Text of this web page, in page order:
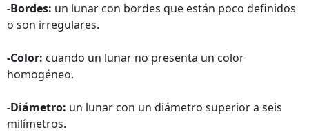
-Bordes: un lunar con bordes que están poco definidos
o son irregulares.
-Color: cuando un lunar no presenta un color
homogéneo.
-Diámetro: un lunar con un diámetro superior a seis
milímetros.